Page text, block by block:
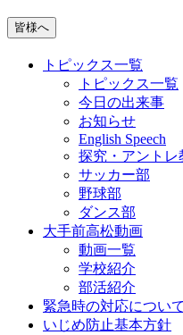
皆様へ
トピックス一覧
トピックス一覧
今日の出来事
お知らせ
English Speech
探究・アントレ
サッカー部
野球部
ダンス部
大手前高松動画
動画一覧
学校紹介
部活紹介
緊急時の対応について
いじめ防止基本方針